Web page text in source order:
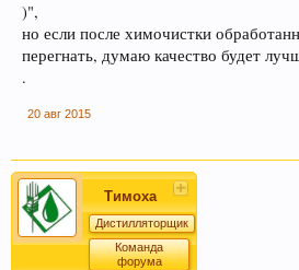
)",
но если после химочистки
перегнать, думаю качество будет
.
20 авг 2015
Тимоха
Дистилляторщик
Команда
форума